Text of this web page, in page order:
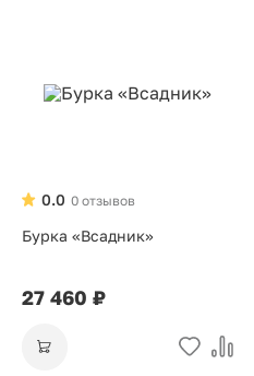
0 отзывов
0.0
Бурка «Всадник»
27 460 ₽